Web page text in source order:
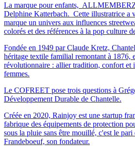
La marque pour enfants,
Delphine Katterbach. Cette illustratrice a
marque un univers aux influences
colorés et des références à la pop culture
Fondée en 1949 par Claude Kretz,
héritage textile familial remontant à 1876,
révolutionnaire : allier tradition, confort et
femmes.
Le COFREET pose trois questions à
Développement Durable de Chantelle.
Créée en 2020, Rainjoy est une startup
fabrique des équipements de protection
sous la pluie sans être mouillé, c'est le
Frandeboeuf, son fondateur.